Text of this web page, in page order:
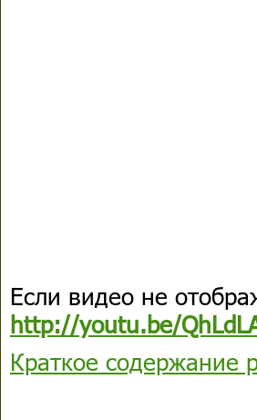
Если видео не
http://youtu.be/
Краткое содержание